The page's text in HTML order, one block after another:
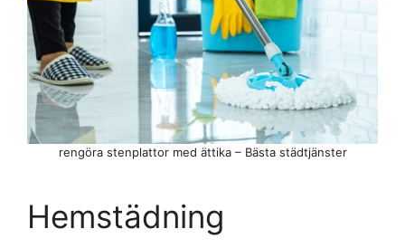
rengöra stenplattor med ättika – Bästa städtjänster
Hemstädning